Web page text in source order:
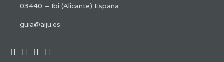
03440 – Ibi (Alicante) España
guia@aiju.es